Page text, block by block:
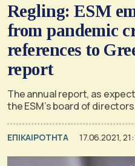
Regling: ESM
from pandemic
references to
report
The annual report, as
the ESM’s board of
ΕΠΙΚΑΙΡΟΤΗΤΑ 17.06.2021,